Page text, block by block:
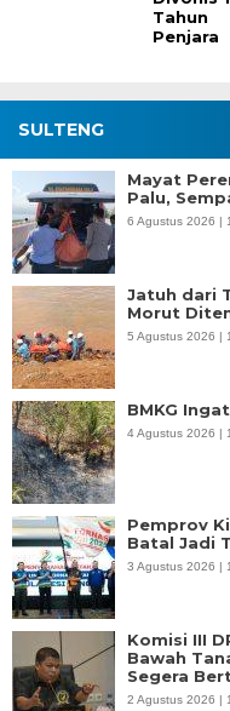
Tahun
Penjara
SULTENG
Mayat
Palu,
6 Agustus 2026 |
Jatuh dari
Morut
5 Agustus 2026 |
BMKG
4 Agustus 2026 |
Pemprov
Batal Jadi
3 Agustus 2026 |
Komisi III
Bawah
Segera
2 Agustus 2026 |